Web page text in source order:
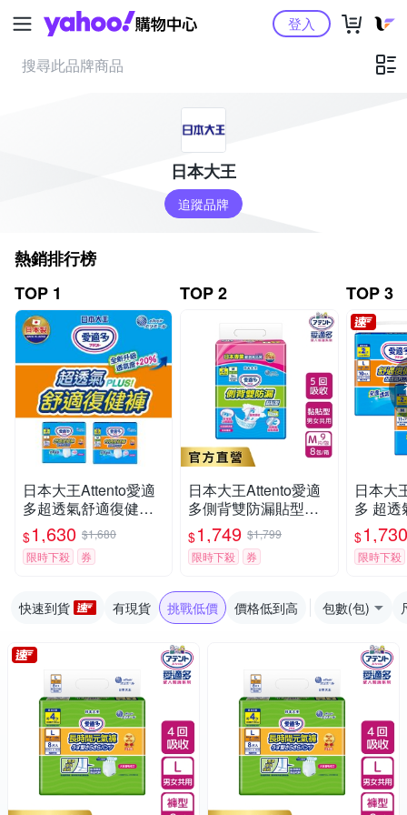
Yahoo購物中心登入
日本大王
追蹤品牌
熱銷排行榜
TOP 1
日本大王Attento愛適
多超透氣舒適復健褲
M/L
$1,630 $1,680
限時下殺
券
TOP 2
日本大王Attento愛適
多側背雙防漏貼型紙
尿褲M_5回吸收_箱購
(9片X8包)
$1,749 $1,799
限時下殺
券
TOP 3
日本大
多 超透
M/L(箱
$1,730
限時下殺
快速到貨 有現貨 挑戰低價 價格低到高 包數(包)